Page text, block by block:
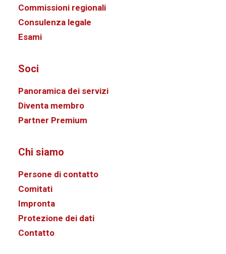
Commissioni regionali
Consulenza legale
Esami
Soci
Panoramica dei servizi
Diventa membro
Partner Premium
Chi siamo
Persone di contatto
Comitati
Impronta
Protezione dei dati
Contatto